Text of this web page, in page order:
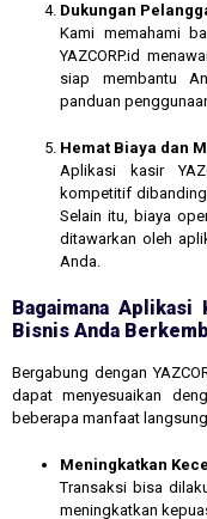
Dukungan
Kami memahami
YAZCORP.id
siap membantu
panduan
Hemat Biaya dan
Aplikasi kasir
kompetitif
Selain itu, biaya
ditawarkan oleh
Anda.
Bagaimana Aplikasi
Bisnis Anda
Bergabung dengan
dapat menyesuaikan
beberapa manfaat
Meningkatkan
Transaksi bisa
meningkatkan